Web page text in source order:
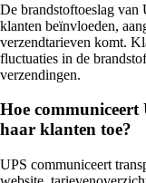
De brandstoftoeslag van
klanten beïnvloeden,
verzendtarieven komt.
fluctuaties in de
verzendingen.
Hoe communiceert
haar klanten toe?
UPS communiceert